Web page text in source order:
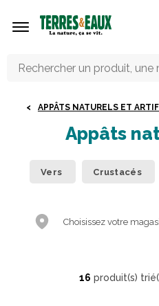
APPÂTS NATURELS ET
Appâts
Vers Crustacés
Choisissez votre
16 produit(s)